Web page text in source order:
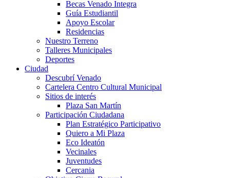
Becas Venado Integra
Guía Estudiantil
Apoyo Escolar
Residencias
Nuestro Terreno
Talleres Municipales
Deportes
Ciudad
Descubrí Venado
Cartelera Centro Cultural Municipal
Sitios de interés
Plaza San Martín
Participación Ciudadana
Plan Estratégico Participativo
Quiero a Mi Plaza
Eco Ideatón
Vecinales
Juventudes
Cercania